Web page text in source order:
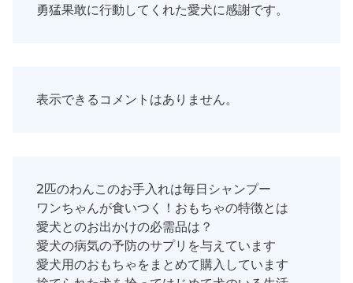
勇猛果敢に行動してくれた愛犬に感謝です。
表示できるコメントはありません。
2匹のわんこのお手入れは毎日シャンプー
ワンちゃんが食いつく！おもちゃの特徴とは
愛犬とのお出かけの必需品は？
愛犬の病気の予防のサプリを与えています
愛犬用のおもちゃをまとめて購入しています